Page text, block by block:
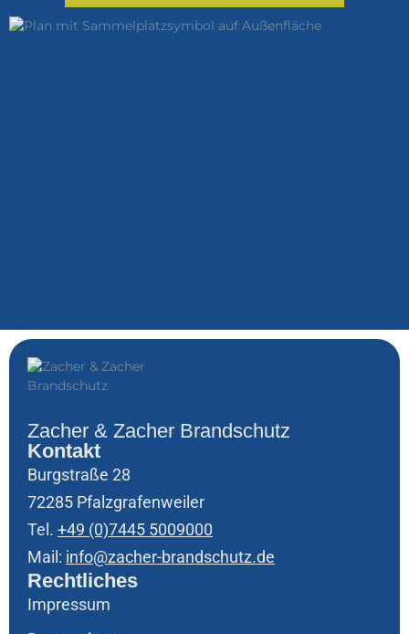
Zacher & Zacher Brandschutz
Kontakt
Burgstraße 28
72285 Pfalzgrafenweiler
Tel. +49 (0)7445 5009000
Mail: info@zacher-brandschutz.de
Rechtliches
Impressum